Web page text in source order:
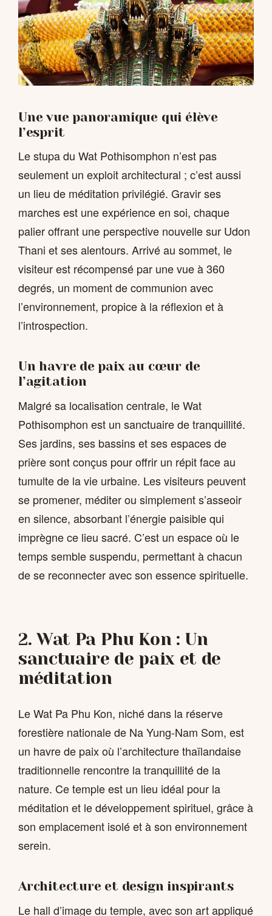
Une vue panoramique qui élève
l’esprit
Le stupa du Wat Pothisomphon n’est pas
seulement un exploit architectural ; c’est aussi
un lieu de méditation privilégié. Gravir ses
marches est une expérience en soi, chaque
palier offrant une perspective nouvelle sur Udon
Thani et ses alentours. Arrivé au sommet, le
visiteur est récompensé par une vue à 360
degrés, un moment de communion avec
l’environnement, propice à la réflexion et à
l’introspection.
Un havre de paix au cœur de
l’agitation
Malgré sa localisation centrale, le Wat
Pothisomphon est un sanctuaire de tranquillité.
Ses jardins, ses bassins et ses espaces de
prière sont conçus pour offrir un répit face au
tumulte de la vie urbaine. Les visiteurs peuvent
se promener, méditer ou simplement s’asseoir
en silence, absorbant l’énergie paisible qui
imprègne ce lieu sacré. C’est un espace où le
temps semble suspendu, permettant à chacun
de se reconnecter avec son essence spirituelle.
2. Wat Pa Phu Kon : Un
sanctuaire de paix et de
méditation
Le Wat Pa Phu Kon, niché dans la réserve
forestière nationale de Na Yung-Nam Som, est
un havre de paix où l’architecture thaïlandaise
traditionnelle rencontre la tranquillité de la
nature. Ce temple est un lieu idéal pour la
méditation et le développement spirituel, grâce à
son emplacement isolé et à son environnement
serein.
Architecture et design inspirants
Le hall d’image du temple, avec son art appliqué